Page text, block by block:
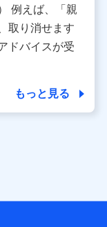
三者提供の管
る場合がありま
（2019年12月11
たことがないお
に限って共同利
例えば、「親
取り消せます
ドバイスが受
もっと見る